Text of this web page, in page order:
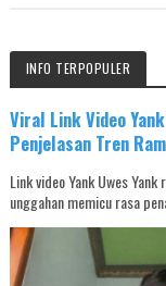
INFO TERPOPULER
Viral Link Video
Penjelasan Tren
Link video Yank Uwes
unggahan memicu rasa